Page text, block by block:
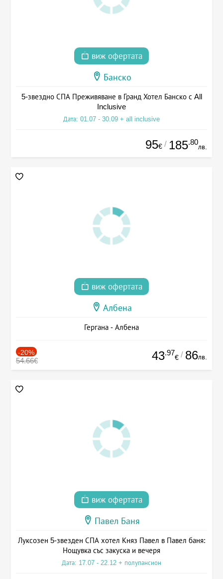
виж офертата
Банско
5-звездно СПА Преживяване в Гранд Хотел Банско с All
Inclusive
Дата: 01.07 - 30.09 + all inclusive
95€ / 185.80
лв.
виж офертата
Албена
Гергана - Албена
-20%
54.66€ 43.97
€ / 86лв.
виж офертата
Павел Баня
Луксозен 5-звезден СПА хотел Княз Павел в Павел баня:
Нощувка със закуска и вечеря
Дата: 17.07 - 22.12 + полупансион